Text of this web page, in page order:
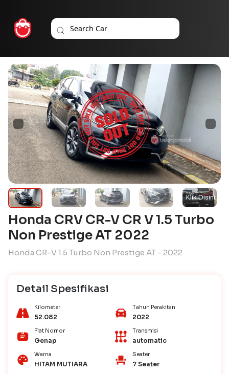
Honda CRV CR-V CR V 1.5 Turbo
Non Prestige AT 2022
Honda CR-V 1.5 Turbo Non Prestige AT - 2022
Detail Spesifikasi
Kilometer
52.082
Tahun Perakitan
2022
Plat Nomor
Genap
Transmisi
automatic
Warna
HITAM MUTIARA
Seater
7 Seater